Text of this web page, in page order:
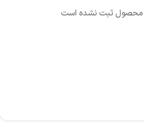
محصول ثبت نشده است